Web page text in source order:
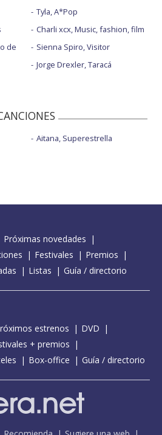
de
Tyla, A*Pop
Charli xcx, Music, fashion, film
Sienna Spiro, Visitor
Jorge Drexler, Taracá
Aitana, Superestrella
Próximas novedades
Festivales
Premios
Listas Guía / directorio
estrenos
DVD
+ premios
Box-office Guía / directorio